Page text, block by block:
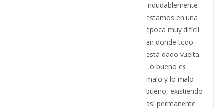
Indudablemente
estamos en una
época muy difícil
en donde todo
está dado vuelta.
Lo bueno es
malo y lo malo
bueno, existiendo
así permanente